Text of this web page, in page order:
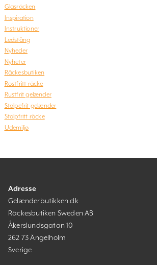
Glasräcken
Inspiration
Instruktioner
Ledstång
Nyheder
Nyheter
Räckesbutiken
Rostfritt räcke
Rustfrit gelænder
Stolpefrit gelænder
Stolpfritt räcke
Udemiljø
Adresse
Gelænderbutikken.dk
Räckesbutiken Sweden AB
Åkerslundsgatan 10
262 73 Ängelholm
Sverige